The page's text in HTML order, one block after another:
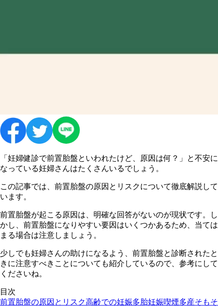
「妊婦健診で前置胎盤といわれたけど、原因は何？」と不安に
なっている妊婦さんはたくさんいるでしょう。
この記事では、前置胎盤の原因とリスクについて徹底解説して
います。
前置胎盤が起こる原因は、明確な回答がないのが現状です。し
かし、前置胎盤になりやすい要因はいくつかあるため、当ては
まる場合は注意しましょう。
少しでも妊婦さんの助けになるよう、前置胎盤と診断されたと
きに注意すべきことについても紹介しているので、参考にして
くださいね。
目次
前置胎盤の原因とリスク高齢での妊娠多胎妊娠喫煙多産そもそ